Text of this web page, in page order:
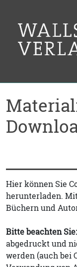
Hier können Sie
herunterladen.
Büchern und
Bitte beachten Sie:
abgedruckt und
werden (auch bei